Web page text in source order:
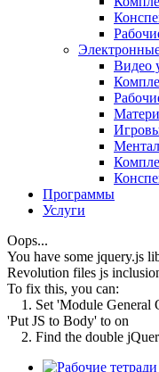
Видео
Программы
Услуги
Oops...
You have some jquery.js
Revolution files js
To fix this, you can:
1. Set 'Module General
'Put JS to Body' to on
2. Find the double